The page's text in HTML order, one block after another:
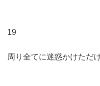
19
周り全てに迷惑かけただ